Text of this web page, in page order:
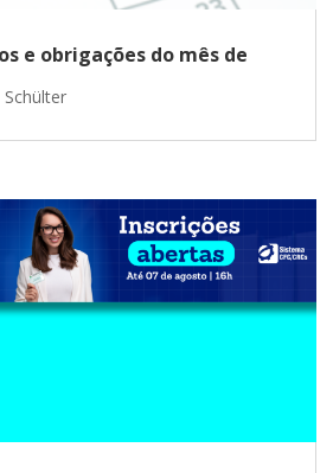
e obrigações do mês de
Schülter